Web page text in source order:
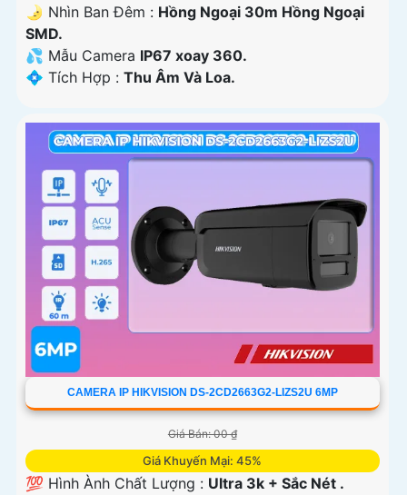
🌛 Nhìn Ban Đêm : Hồng Ngoại 30m Hồng Ngoại
SMD.
💦 Mẫu Camera IP67 xoay 360.
️💠 Tích Hợp : Thu Âm Và Loa.
CAMERA IP HIKVISION DS-2CD2663G2-LIZS2U 6MP
Giá Bán: 00 ₫
Giá Khuyến Mại: 45%
💯 Hình Ành Chất Lượng : Ultra 3k + Sắc Nét .